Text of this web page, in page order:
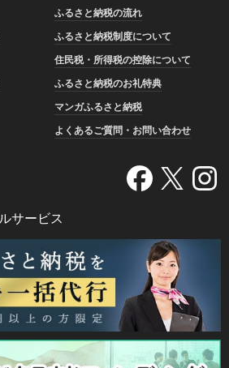
ふるさと納税の流れ
ふるさと納税制度について
住民税・所得税の控除について
ふるさと納税のお礼特典
マンガふるさと納税
よくあるご質問・お問い合わせ
サービス